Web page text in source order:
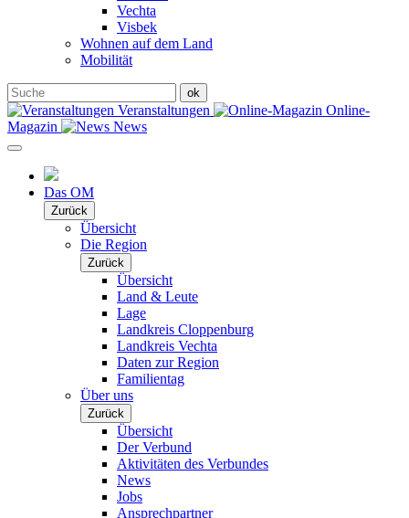
Vechta
Visbek
Wohnen auf dem Land
Mobilität
Veranstaltungen
Online-
Magazin
News
Das OM
Zurück
Übersicht
Die Region
Zurück
Übersicht
Land & Leute
Lage
Landkreis Cloppenburg
Landkreis Vechta
Daten zur Region
Familientag
Über uns
Zurück
Übersicht
Der Verbund
Aktivitäten des Verbundes
News
Jobs
Ansprechpartner